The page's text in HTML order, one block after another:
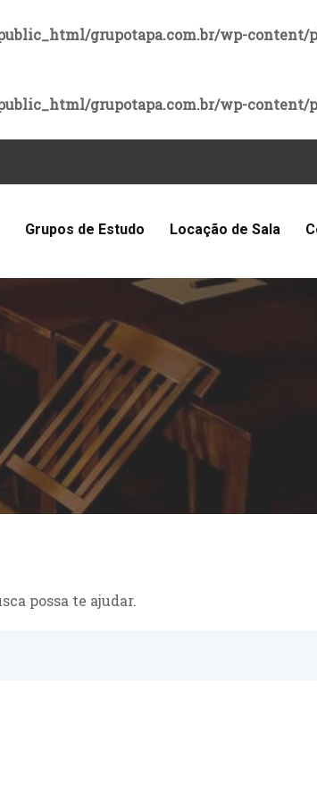
grupotapa.com.br/wp-
grupotapa.com.br/wp-
Grupos de Estudo Locação de Sala
possa te ajudar.